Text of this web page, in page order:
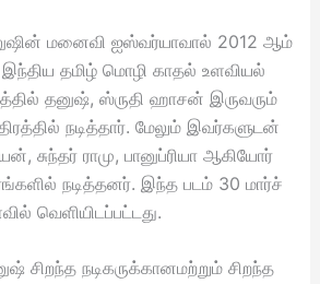
மனைவி ஐஸ்வர்யாவால் 2012 ஆம்
தமிழ் மொழி காதல் உளவியல்
தனுஷ், ஸ்ருதி ஹாசன் இருவரும்
நடித்தார். மேலும் இவர்களுடன்
சுந்தர் ராமு, பானுப்ரியா ஆகியோர்
நடித்தனர். இந்த படம் 30 மார்ச்
வெளியிடப்பட்டது.
சிறந்த நடிகருக்கானமற்றும் சிறந்த